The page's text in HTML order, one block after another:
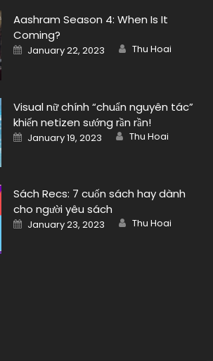
Aashram Season 4: When Is It
Coming?
Posted
on
January 22, 2023 Author
Thu Hoai
Visual nữ chính “chuẩn nguyên tác”
khiến netizen sướng rần rần!
Posted
on
January 19, 2023 Author
Thu Hoai
Sách Recs: 7 cuốn sách hay dành
cho người yêu sách
Posted
on
January 23, 2023 Author
Thu Hoai